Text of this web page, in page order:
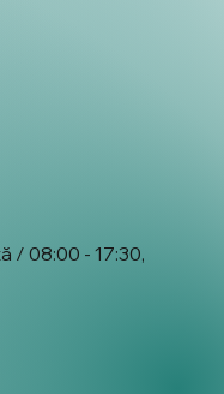
/ 08:00 - 17:30,